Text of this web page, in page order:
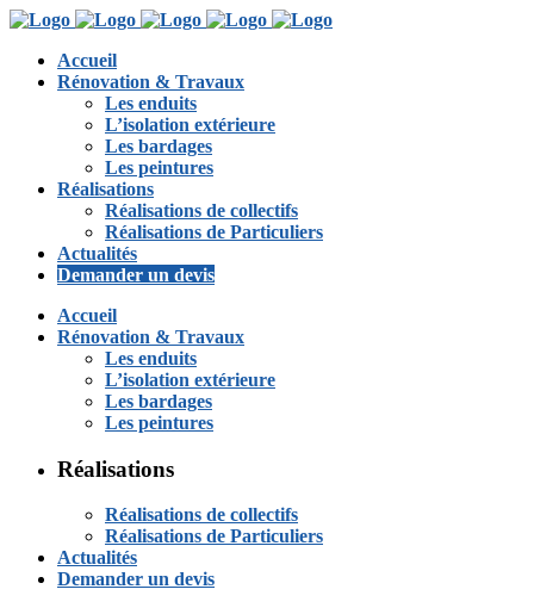
Accueil
Rénovation & Travaux
Les enduits
L’isolation extérieure
Les bardages
Les peintures
Réalisations
Réalisations de collectifs
Réalisations de Particuliers
Actualités
Demander un devis
Accueil
Rénovation & Travaux
Les enduits
L’isolation extérieure
Les bardages
Les peintures
Réalisations
Réalisations de collectifs
Réalisations de Particuliers
Actualités
Demander un devis